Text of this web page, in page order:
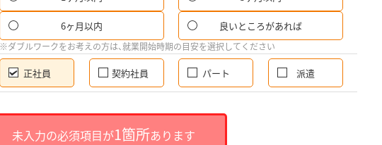
6ヶ月以内 良いところがあれば
※ダブルワークをお考えの方は、就業開始時期の目安を選択してください
正社員 契約社員 パート 派遣
未入力の必須項目が1箇所あります